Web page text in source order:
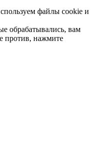
файлы cookie и
обрабатывались, вам
против, нажмите